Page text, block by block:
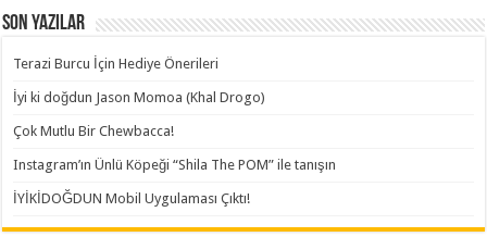
Son Yazılar
Terazi Burcu İçin Hediye Önerileri
İyi ki doğdun Jason Momoa (Khal Drogo)
Çok Mutlu Bir Chewbacca!
Instagram’ın Ünlü Köpeği “Shila The POM” ile tanışın
İYİKİDOĞDUN Mobil Uygulaması Çıktı!